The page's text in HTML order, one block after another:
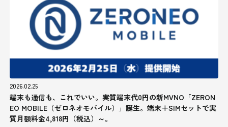
2026.02.25
端末も通信も、これでいい。実質端末代0円の新MVNO「ZERON
EO MOBILE（ゼロネオモバイル）」誕生。端末＋SIMセットで実
質月額料金4,818円（税込）～。